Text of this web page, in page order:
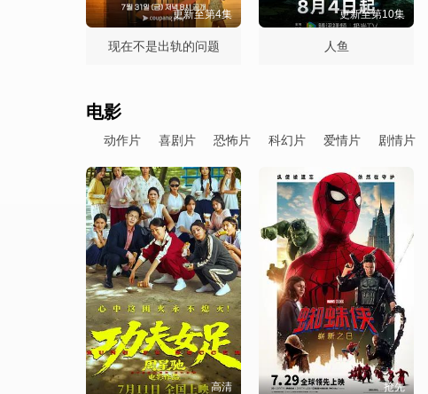
更新至第4集
现在不是出轨的问题
更新至第10集
人鱼
电影
动作片 喜剧片 恐怖片 科幻片 爱情片 剧情片
高清 抢先